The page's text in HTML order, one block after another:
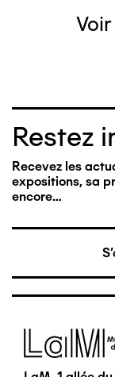
Restez
Recevez les
expositions, sa
encore…
Image